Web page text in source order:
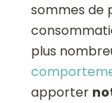
sommes de
plus
apporter